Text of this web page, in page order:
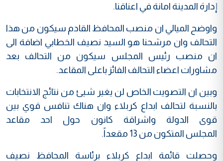
إدارة المدينة امانة في اعناقنا.
واوضح الميالي ان منصب المحافظ القادم سيكون من هذا
التحالف وان مرشحنا هو السيد نصيف الخطابي اضافة الى
ان منصب رئيس المجلس سيكون من التحالف بعد
مشاورات اعضاء التحالف الفائز باعلى المقاعد.
وبين ان التصويت الخاص لن يغير شيئ من نتائج الانتخابات
بالنسبة لتحالف ابداع كربلاء وان هناك تنافس قوي بين
قوى الدولة واشراقة كانون حول احد مقاعد
المجلس المتكون من 13 مقعداً.
وحصلت قائمة ابداع كربلاء برئاسة المحافظ نصيف